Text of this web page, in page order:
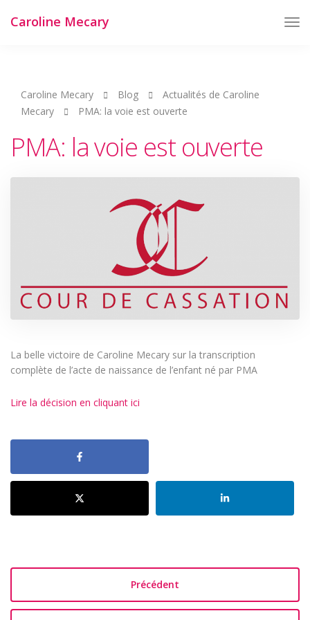
Caroline Mecary
Caroline Mecary Blog
Actualités de Caroline
Mecary
PMA: la voie est ouverte
PMA: la voie est ouverte
La belle victoire de Caroline Mecary sur la transcription
complète de l’acte de naissance de l’enfant né par PMA
Lire la décision en cliquant ici
Précédent